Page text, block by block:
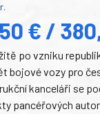
€ /
po vzniku
bojové vozy pro
kanceláři se
pancéřových